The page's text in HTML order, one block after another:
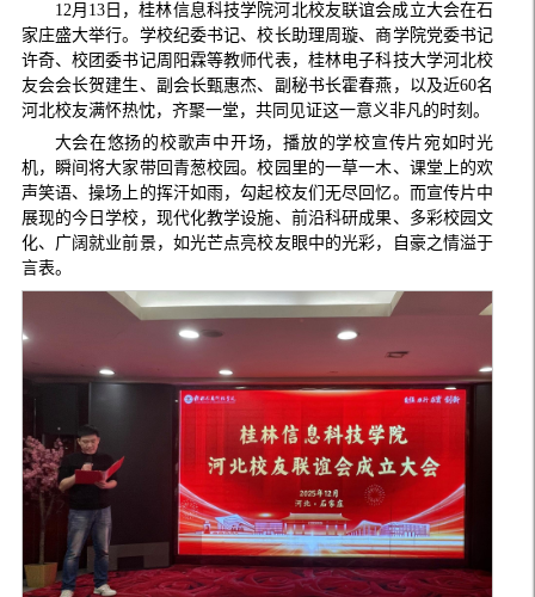
12月13日，桂林信息科技学院河北校友联谊会成立大会在石
家庄盛大举行。学校纪委书记、校长助理周璇、商学院党委书记
许奇、校团委书记周阳霖等教师代表，桂林电子科技大学河北校
友会会长贺建生、副会长甄惠杰、副秘书长霍春燕，以及近60名
河北校友满怀热忱，齐聚一堂，共同见证这一意义非凡的时刻。
大会在悠扬的校歌声中开场，播放的学校宣传片宛如时光
机，瞬间将大家带回青葱校园。校园里的一草一木、课堂上的欢
声笑语、操场上的挥汗如雨，勾起校友们无尽回忆。而宣传片中
展现的今日学校，现代化教学设施、前沿科研成果、多彩校园文
化、广阔就业前景，如光芒点亮校友眼中的光彩，自豪之情溢于
言表。